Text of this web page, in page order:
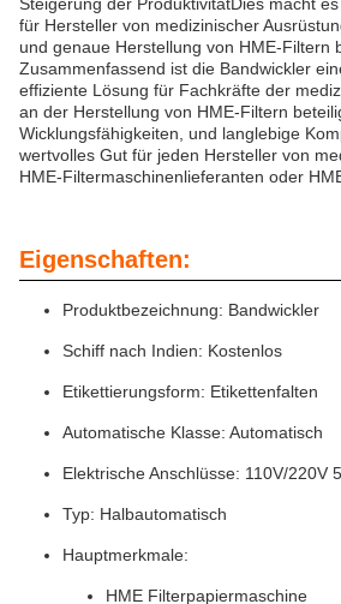
für Hersteller von medizinischer
und genaue Herstellung von HME-Filtern
Zusammenfassend ist die Bandwickler
effiziente Lösung für Fachkräfte der
an der Herstellung von HME-Filtern
Wicklungsfähigkeiten, und langlebige
wertvolles Gut für jeden Hersteller von
HME-Filtermaschinenlieferanten oder
Eigenschaften:
Produktbezeichnung: Bandwickler
Schiff nach Indien: Kostenlos
Etikettierungsform: Etikettenfalten
Automatische Klasse: Automatisch
Elektrische Anschlüsse: 110V/220V
Typ: Halbautomatisch
Hauptmerkmale:
HME Filterpapiermaschine